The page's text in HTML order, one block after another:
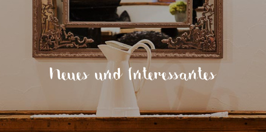
BUCHEN
KONTAKT
ANFRAGE
Neues und Interessantes